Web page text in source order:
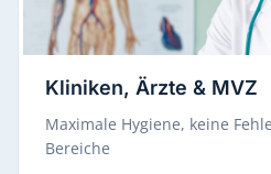
Kliniken, Ärzte & MVZ
Maximale Hygiene, keine
Bereiche